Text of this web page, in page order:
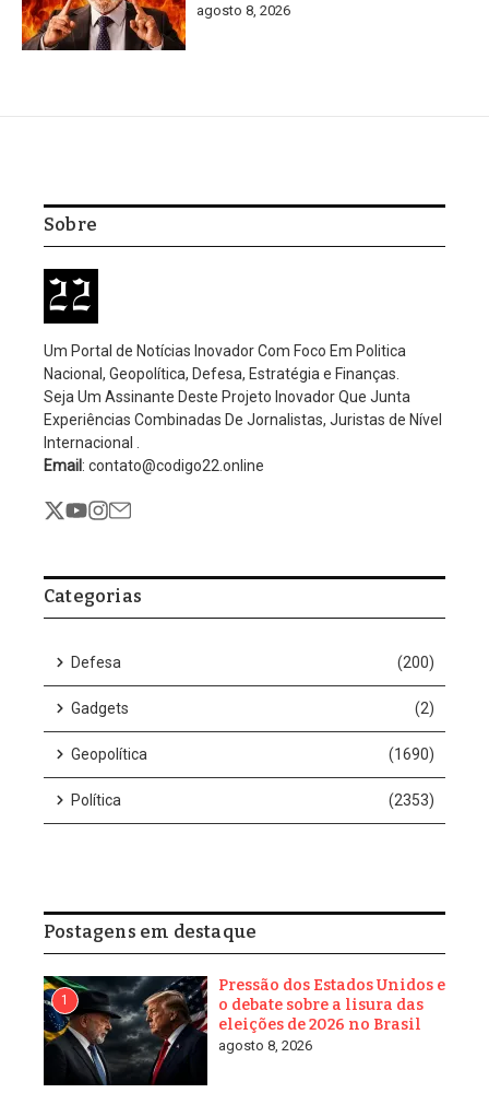
agosto 8, 2026
Sobre
Um Portal de Notícias Inovador Com Foco Em Politica
Nacional, Geopolítica, Defesa, Estratégia e Finanças.
Seja Um Assinante Deste Projeto Inovador Que Junta
Experiências Combinadas De Jornalistas, Juristas de Nível
Internacional .
Email : contato@codigo22.online
Categorias
Defesa (200)
Gadgets (2)
Geopolítica (1690)
Política (2353)
Postagens em destaque
1
Pressão dos Estados Unidos e
o debate sobre a lisura das
eleições de 2026 no Brasil
agosto 8, 2026